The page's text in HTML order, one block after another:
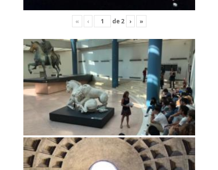
« ‹ de2 › »